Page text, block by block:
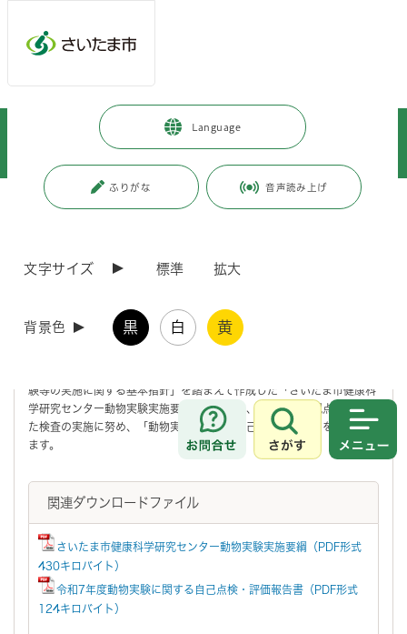
Language
ふりがな 音声読み上げ
文字サイズ 標準 拡大
背景色 黒 白 黄
お問合せ
さがす
施設を探す・予約する > 保健・医療施設
健康科学研究センター
更新日付：2026年6月26日 / ページ番号：C077343
の検査について、科学的観点に基づき、動物（マウス）を使用した試験
を実施しています。
験等の実施に関する基本指針」を踏まえて作成した「さいたま市健康科
学研究センター動物実験実施要綱」に基づき、動物愛護の観点に配慮し
た検査の実施に努め、「動物実験に関する自己点検・評価」を行ってい
ます。
関連ダウンロードファイル
さいたま市健康科学研究センター動物実験実施要綱（PDF形式
430キロバイト）
令和7年度動物実験に関する自己点検・評価報告書（PDF形式
124キロバイト）